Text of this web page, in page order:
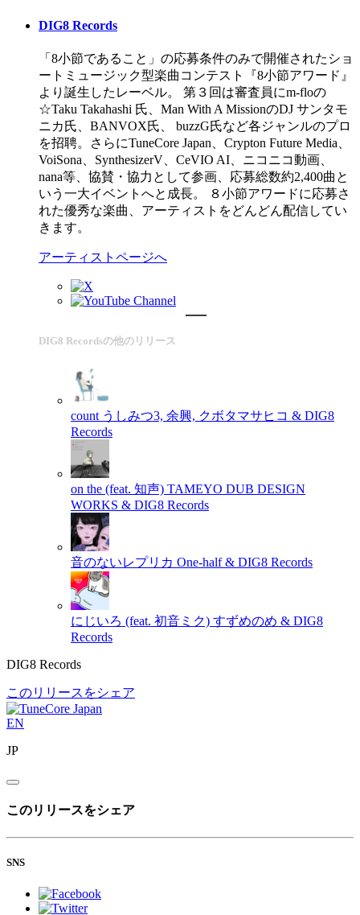
DIG8 Records
「8小節であること」の応募条件のみで開催されたショ
ートミュージック型楽曲コンテスト『8小節アワード』
より誕生したレーベル。 第３回は審査員にm-floの
☆Taku Takahashi 氏、Man With A MissionのDJ サンタモ
ニカ氏、BANVOX氏、 buzzG氏など各ジャンルのプロ
を招聘。さらにTuneCore Japan、Crypton Future Media、
VoiSona、SynthesizerV、CeVIO AI、ニコニコ動画、
nana等、協賛・協力として参画、応募総数約2,400曲と
いう一大イベントへと成長。 ８小節アワードに応募さ
れた優秀な楽曲、アーティストをどんどん配信してい
きます。
アーティストページへ
DIG8 Recordsの他のリリース
count うしみつ3, 余興, クボタマサヒコ & DIG8
Records
on the (feat. 知声) TAMEYO DUB DESIGN
WORKS & DIG8 Records
音のないレプリカ One-half & DIG8 Records
にじいろ (feat. 初音ミク) すずめのめ & DIG8
Records
DIG8 Records
このリリースをシェア
EN
JP
このリリースをシェア
SNS